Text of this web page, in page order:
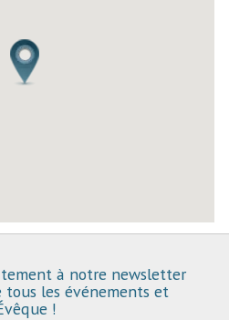
à notre newsletter
les événements et
!